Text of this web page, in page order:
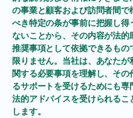
の事業と顧客および訪問者間で
べき特定の条が事前に把握し得
ないことから、その内容が法的
推奨事項として依拠できるもの
限りません。当社は、あなたが
関する必要事項を理解し、その
るサポートを受けるためにも専
法的アドバイスを受けられるこ
します。